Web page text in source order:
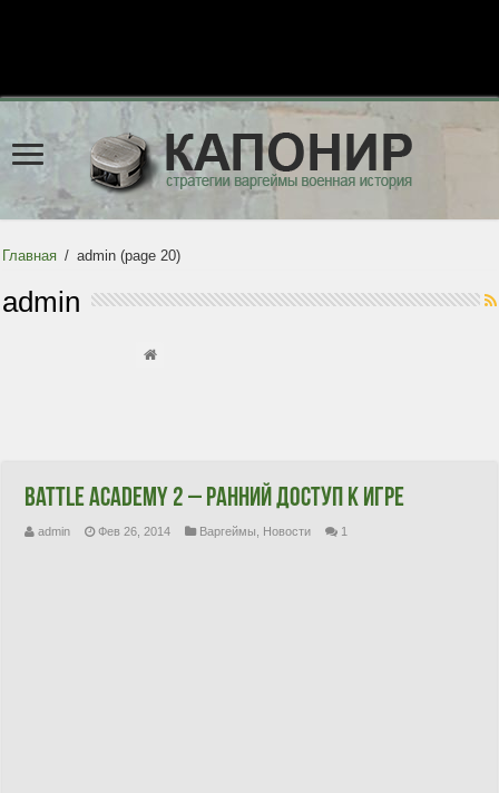
Главная / admin (page 20)
admin
Battle Academy 2 – ранний доступ к игре
admin Фев 26, 2014 Варгеймы Новости 1